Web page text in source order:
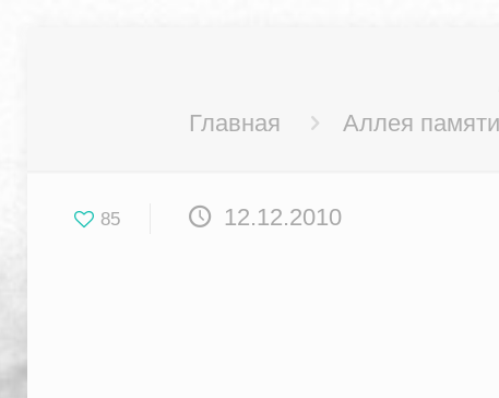
Главная Аллея памяти
85 12.12.2010